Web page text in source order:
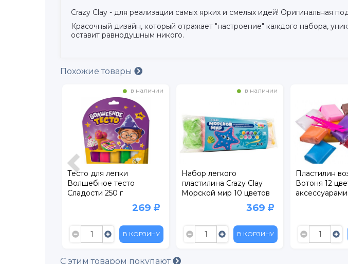
Crazy Clay - для реализации самых ярких и смелых идей! Оригинальная
Красочный дизайн, который отражает "настроение" каждого набора,
оставит равнодушным никого.
Похожие товары
в наличии
Тесто для лепки
Волшебное тесто
Сладости 250 г
269
В КОРЗИНУ
в наличии
Набор легкого
пластилина Crazy Clay
Морской мир 10 цветов
369
В КОРЗИНУ
Пластилин
Вотоня 12
С этим товаром покупают